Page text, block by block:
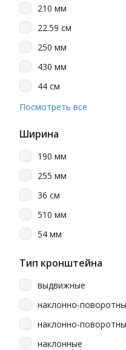
210 мм
22.59 см
250 мм
430 мм
44 см
86 см
Посмотреть все
Ширина
190 мм
255 мм
36 см
510 мм
54 мм
Тип кронштейна
выдвижные
наклонно-
наклонно-
наклонные